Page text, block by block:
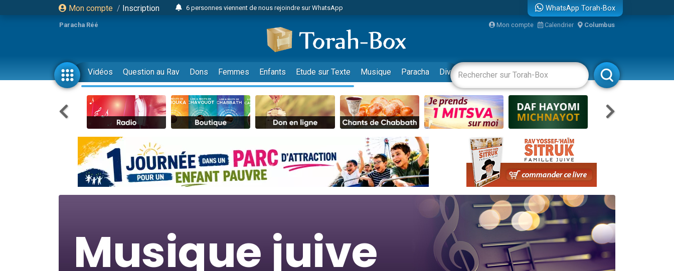
Mon compte / Inscription
6 personnes viennent de nous rejoindre sur WhatsApp
2 personnes viennent de faire un don pour 1 Journée de Vacances Pour les Enfants
17 personnes viennent de demander une bénédiction
4 personnes viennent de nous rejoindre sur WhatsApp
Il reste 49 places pour étudier en groupe sur Zoom
23 personnes viennent de faire un don pour Diane, 80 ans, dans un appartement insalubre
Eva vient de donner son Maasser
4 personnes viennent de nous rejoindre sur WhatsApp
3 personnes viennent de faire un don pour 5 jours de vacances aux Orphelins
Odaya vient de donner son Maasser
13 personnes viennent de demander une bénédiction
Il reste 49 places pour étudier en groupe sur Zoom
12 nouvelles musiques dans Torah-Box Music
3 personnes viennent de nous rejoindre sur WhatsApp
WhatsApp Torah-Box
Paracha Réé Mon compte Calendrier Columbus
Vidéos Question au Rav Dons Femmes Enfants Etude sur Texte Musique Paracha Divertissements Livres Rabbanim